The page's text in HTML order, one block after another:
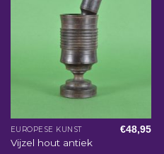
EUROPESE KUNST
Vijzel hout antiek
€48,95